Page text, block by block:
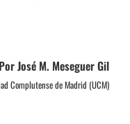
Por José M. Meseguer Gil
Complutense de Madrid (UCM)